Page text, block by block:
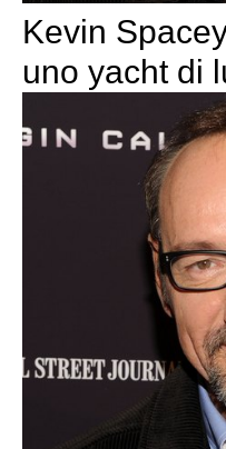
Kevin
uno yacht di